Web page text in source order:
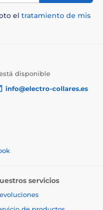
el tratamiento de mis
disponible
info@electro-collares.es
servicios